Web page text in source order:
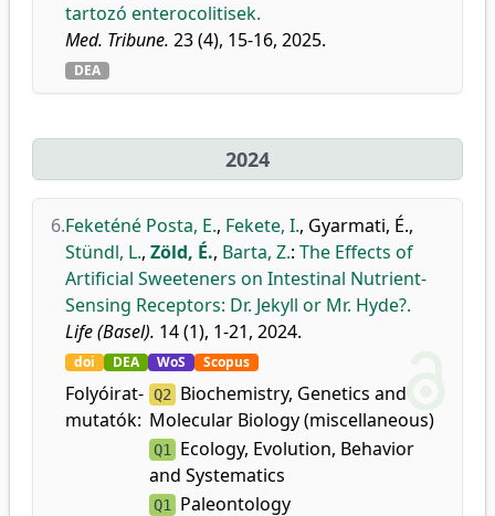
tartozó enterocolitisek.
Med. Tribune. 23 (4), 15-16, 2025.
DEA
2024
6.Feketéné Posta, E., Fekete, I., Gyarmati, É.,
Stündl, L., Zöld, É., Barta, Z.: The Effects of
Artificial Sweeteners on Intestinal Nutrient-
Sensing Receptors: Dr. Jekyll or Mr. Hyde?.
Life (Basel). 14 (1), 1-21, 2024.
doi DEA WoS Scopus
Folyóirat-
mutatók:
Q2 Biochemistry, Genetics and
Molecular Biology (miscellaneous)
Q1 Ecology, Evolution, Behavior
and Systematics
Q1 Paleontology